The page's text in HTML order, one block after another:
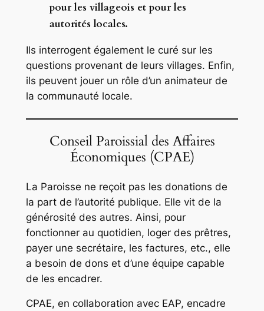
pour les villageois et pour les
autorités locales.
Ils interrogent également le curé sur les
questions provenant de leurs villages. Enfin,
ils peuvent jouer un rôle d’un animateur de
la communauté locale.
Conseil Paroissial des Affaires
Économiques (CPAE)
La Paroisse ne reçoit pas les donations de
la part de l’autorité publique. Elle vit de la
générosité des autres. Ainsi, pour
fonctionner au quotidien, loger des prêtres,
payer une secrétaire, les factures, etc., elle
a besoin de dons et d’une équipe capable
de les encadrer.
CPAE, en collaboration avec EAP, encadre